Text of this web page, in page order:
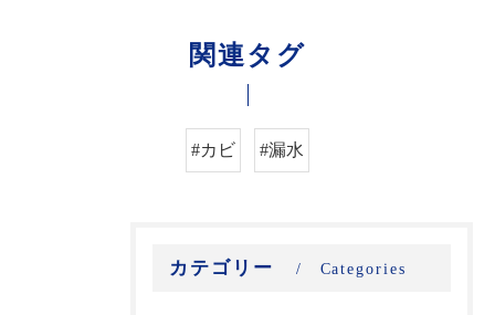
関連タグ
#カビ #漏水
カテゴリー Categories